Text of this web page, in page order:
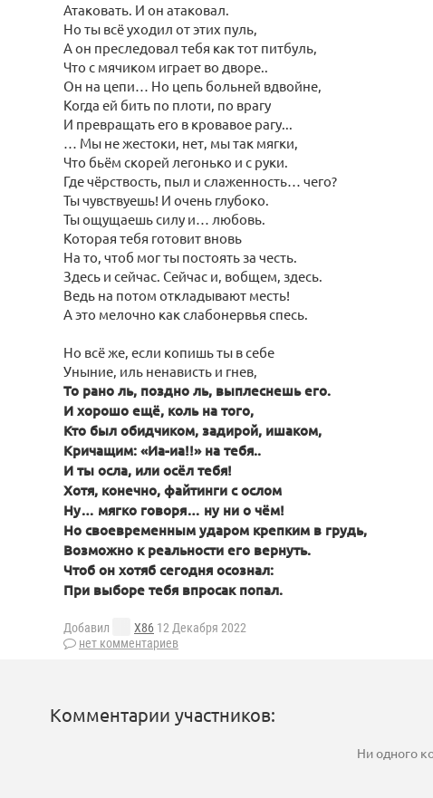
Атаковать. И он атаковал.
Но ты всё уходил от этих пуль,
А он преследовал тебя как тот питбуль,
Что с мячиком играет во дворе..
Он на цепи… Но цепь больней вдвойне,
Когда ей бить по плоти, по врагу
И превращать его в кровавое рагу...
… Мы не жестоки, нет, мы так мягки,
Что бьём скорей легонько и с руки.
Где чёрствость, пыл и слаженность… чего?
Ты чувствуешь! И очень глубоко.
Ты ощущаешь силу и… любовь.
Которая тебя готовит вновь
На то, чтоб мог ты постоять за честь.
Здесь и сейчас. Сейчас и, вобщем, здесь.
Ведь на потом откладывают месть!
А это мелочно как слабонервья спесь.
Но всё же, если копишь ты в себе
Уныние, иль ненависть и гнев,
То рано ль, поздно ль, выплеснешь его.
И хорошо ещё, коль на того,
Кто был обидчиком, задирой, ишаком,
Кричащим: «Иа-иа!!» на тебя..
И ты осла, или осёл тебя!
Хотя, конечно, файтинги с ослом
Ну… мягко говоря… ну ни о чём!
Но своевременным ударом крепким в грудь,
Возможно к реальности его вернуть.
Чтоб он хотяб сегодня осознал:
При выборе тебя впросак попал.
Добавил X86 12 Декабря 2022
нет комментариев
Комментарии участников:
Ни одного